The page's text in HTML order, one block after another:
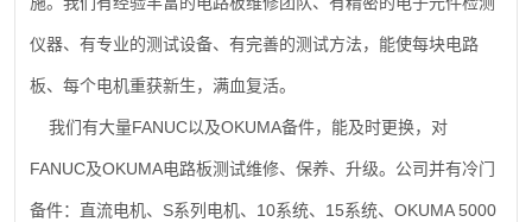
仪器、有专业的测试设备、有完善的测试方法，能使每块电路
板、每个电机重获新生，满血复活。
我们有大量FANUC以及OKUMA备件，能及时更换，对
FANUC及OKUMA电路板测试维修、保养、升级。公司并有冷门
备件：直流电机、 S系列电机、 10系统、 15系统、 OKUMA 5000